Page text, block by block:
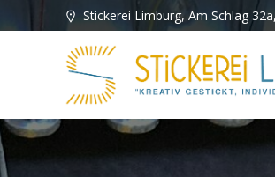
Inhalt
Stickerei Limburg, Am Schlag